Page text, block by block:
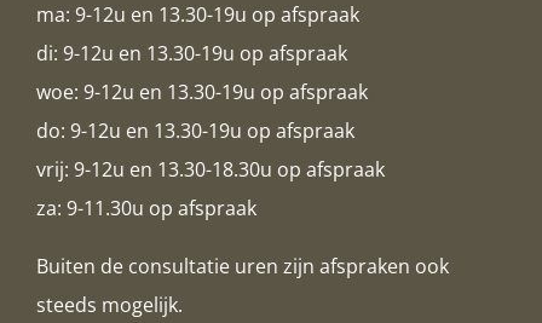
ma: 9-12u en 13.30-19u op afspraak
di: 9-12u en 13.30-19u op afspraak
woe: 9-12u en 13.30-19u op afspraak
do: 9-12u en 13.30-19u op afspraak
vrij: 9-12u en 13.30-18.30u op afspraak
za: 9-11.30u op afspraak
Buiten de consultatie uren zijn afspraken ook
steeds mogelijk.